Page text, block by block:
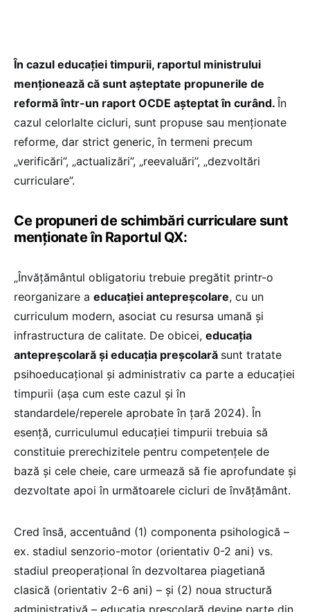
În cazul educației timpurii, raportul ministrului
menționează că sunt așteptate propunerile de
reformă într-un raport OCDE așteptat în curând. În
cazul celorlalte cicluri, sunt propuse sau menționate
reforme, dar strict generic, în termeni precum
„verificări”, „actualizări”, „reevaluări”, „dezvoltări
curriculare”.
Ce propuneri de schimbări curriculare sunt
menționate în Raportul QX:
„Învățământul obligatoriu trebuie pregătit printr-o
reorganizare a educației antepreșcolare, cu un
curriculum modern, asociat cu resursa umană și
infrastructura de calitate. De obicei, educația
antepreșcolară și educația preșcolară sunt tratate
psihoeducațional și administrativ ca parte a educației
timpurii (așa cum este cazul și în
standardele/reperele aprobate în țară 2024). În
esență, curriculumul educației timpurii trebuia să
constituie prerechizitele pentru competențele de
bază și cele cheie, care urmează să fie aprofundate și
dezvoltate apoi în următoarele cicluri de învățământ.
Cred însă, accentuând (1) componenta psihologică –
ex. stadiul senzorio-motor (orientativ 0-2 ani) vs.
stadiul preoperațional în dezvoltarea piagetiană
clasică (orientativ 2-6 ani) – și (2) noua structură
administrativă – educația preșcolară devine parte din